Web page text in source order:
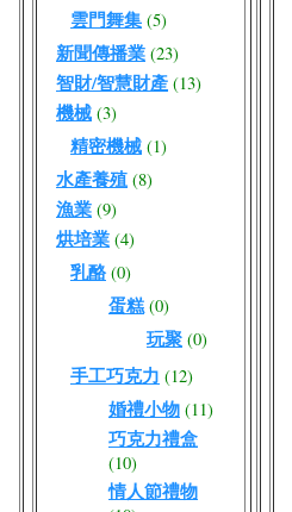
雲門舞集 (5)
新聞傳播業 (23)
智財/智慧財產 (13)
機械 (3)
精密機械 (1)
水產養殖 (8)
漁業 (9)
烘培業 (4)
乳酪 (0)
蛋糕 (0)
玩聚 (0)
手工巧克力 (12)
婚禮小物 (11)
巧克力禮盒
(10)
情人節禮物